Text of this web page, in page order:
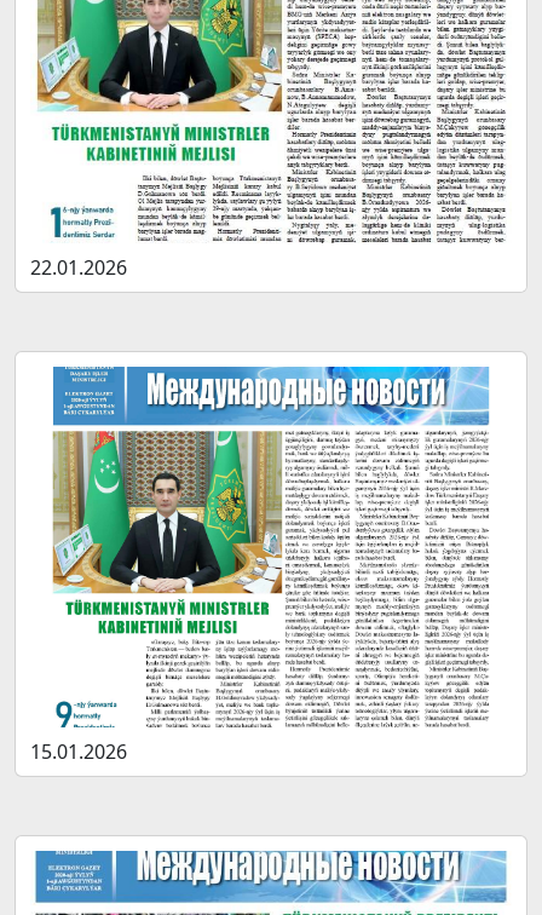
22.01.2026
15.01.2026